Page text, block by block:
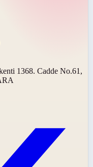
1368. Cadde No.61,